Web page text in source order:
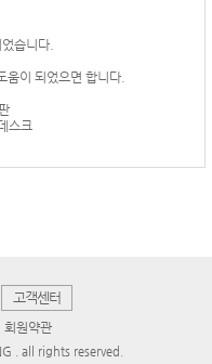
습니다.
움이 되었으면 합니다.
스크
고객센터
회원약관
. all rights reserved.